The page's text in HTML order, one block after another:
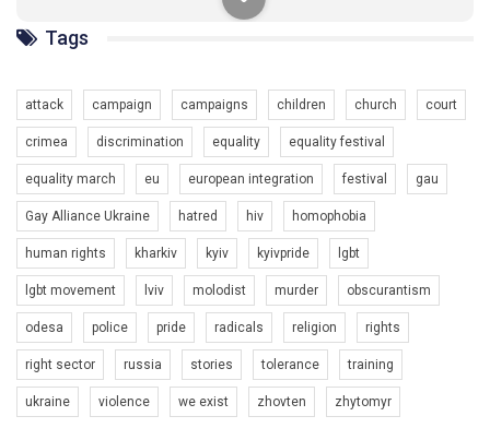
солідарності, приєднатися до нас. Регіональні підрозділи
ГАУ є в 16 областях України.
Разом наш голос лунає гучніше!
Зупинимо насильство проти ЛГБТ в Україні! Stop violence against LGBT in Ukraine!
6/30/2017
Емоційний та вражаючий промо-ролік на конкурс PACT, який
представляє програму "Гей-альянс Україна" з протидії
насильству проти ЛГБТ в Україні.
1.9K Просмотров • 226 Нравится 5 Комментариев
Tags
attack campaign campaigns children church court
crimea discrimination equality equality festival
equality march eu european integration festival gau
Gay Alliance Ukraine hatred hiv homophobia
human rights kharkiv kyiv kyivpride lgbt
lgbt movement lviv molodist murder obscurantism
odesa police pride radicals religion rights
right sector russia stories tolerance training
ukraine violence we exist zhovten zhytomyr